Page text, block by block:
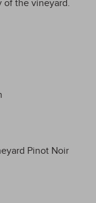
of the vineyard.
Pinot Noir